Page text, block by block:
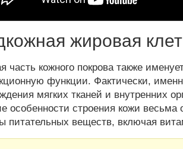
жировая
часть кожного покрова также
функции. Фактически,
мягких тканей и внутренних
особенности строения кожи
питательных веществ, включая